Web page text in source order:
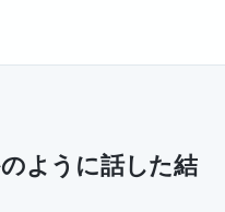
ように話した結